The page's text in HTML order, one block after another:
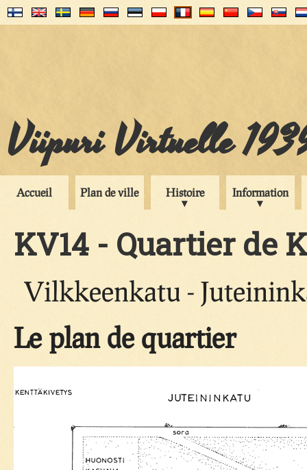
Viipuri Virtuelle
Accueil Plan de ville Histoire Information
KV14 - Quartier de
Vilkkeenkatu -
Le plan de quartier